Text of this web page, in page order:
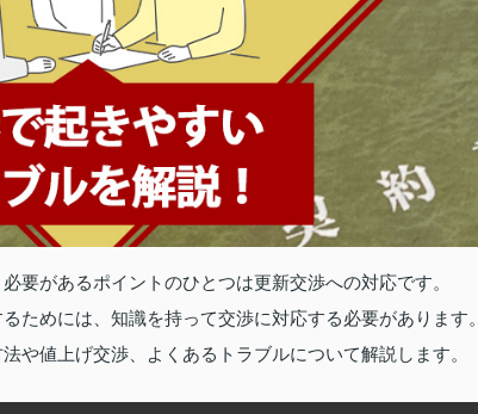
要があるポイントのひとつは更新交渉への対応です。
ためには、知識を持って交渉に対応する必要があります。
や値上げ交渉、よくあるトラブルについて解説します。